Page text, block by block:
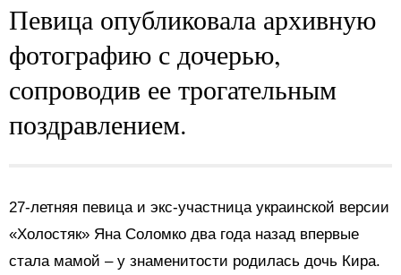
Певица опубликовала архивную
фотографию с дочерью,
сопроводив ее трогательным
поздравлением.
27-летняя певица и экс-участница украинской версии
«Холостяк» Яна Соломко два года назад впервые
стала мамой – у знаменитости родилась дочь Кира.